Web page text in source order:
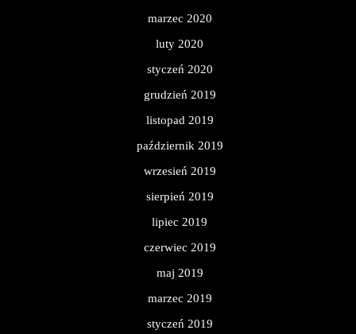
marzec 2020
luty 2020
styczeń 2020
grudzień 2019
listopad 2019
październik 2019
wrzesień 2019
sierpień 2019
lipiec 2019
czerwiec 2019
maj 2019
marzec 2019
styczeń 2019